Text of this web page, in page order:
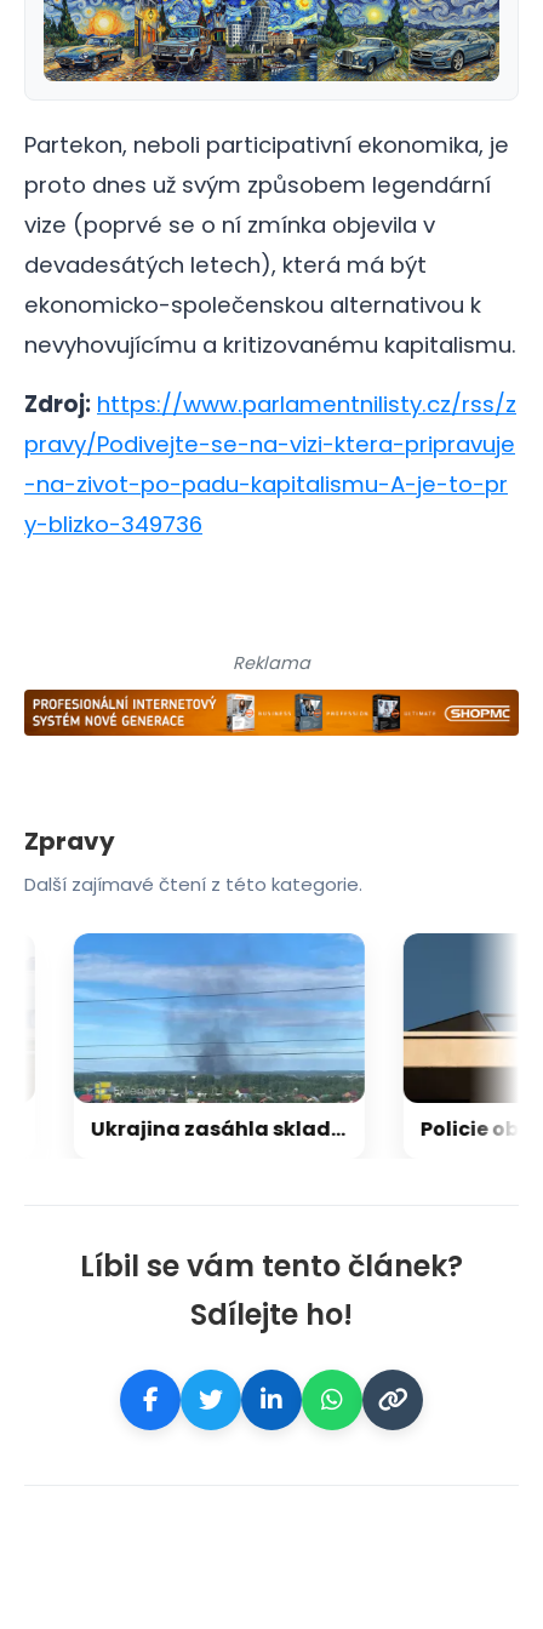
Partekon, neboli participativní ekonomika, je
proto dnes už svým způsobem legendární
vize (poprvé se o ní zmínka objevila v
devadesátých letech), která má být
ekonomicko-společenskou alternativou k
nevyhovujícímu a kritizovanému kapitalismu.
Zdroj: https://www.parlamentnilisty.cz/rss/z
pravy/Podivejte-se-na-vizi-ktera-pripravuje
-na-zivot-po-padu-kapitalismu-A-je-to-pr
y-blizko-349736
Líbil se vám tento článek?
Sdílejte ho!
Reklama
Zpravy
Další zajímavé čtení z této kategorie.
Ukrajina zasáhla sklad Wildberries, Rusové útočili na trh, hasiče či stadion